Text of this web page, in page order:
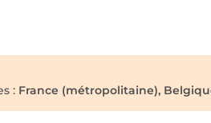
: France (métropolitaine),